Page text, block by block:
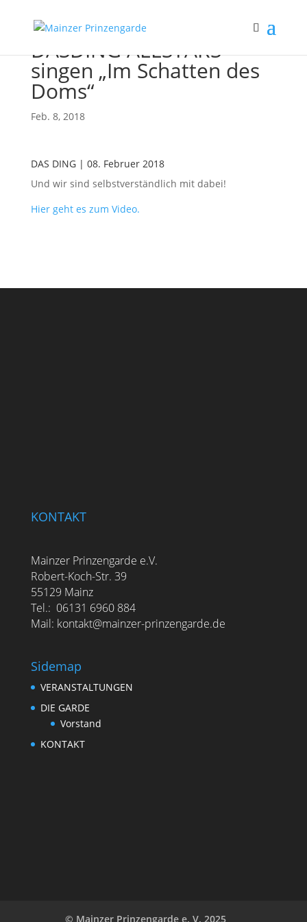
DASDING ALLSTARS
singen „Im Schatten des
Doms“
Feb. 8, 2018
DAS DING | 08. Februer 2018
Und wir sind selbstverständlich mit dabei!
Hier geht es zum Video.
KONTAKT
Mainzer Prinzengarde e.V.
Robert-Koch-Str. 39
55129 Mainz
Tel.: 06131 6960 884
Mail: kontakt@mainzer-prinzengarde.de
Sidemap
VERANSTALTUNGEN
DIE GARDE
Vorstand
KONTAKT
© Mainzer Prinzengarde e. V. 2025